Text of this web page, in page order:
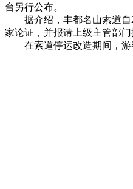
台另行公布。
据介绍，丰都名山索道自
家论证，并报请上级主管部门
在索道停运改造期间，游